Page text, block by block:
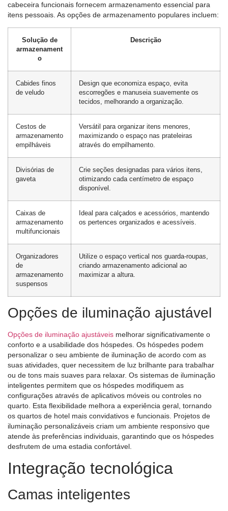
cabeceira funcionais fornecem armazenamento essencial para
itens pessoais. As opções de armazenamento populares incluem:
Solução de
armazenament
o
Descrição
Cabides finos
de veludo
Design que economiza espaço, evita
escorregões e manuseia suavemente os
tecidos, melhorando a organização.
Cestos de
armazenamento
empilháveis
Versátil para organizar itens menores,
maximizando o espaço nas prateleiras
através do empilhamento.
Divisórias de
gaveta
Crie seções designadas para vários itens,
otimizando cada centímetro de espaço
disponível.
Caixas de
armazenamento
multifuncionais
Ideal para calçados e acessórios, mantendo
os pertences organizados e acessíveis.
Organizadores
de
armazenamento
suspensos
Utilize o espaço vertical nos guarda-roupas,
criando armazenamento adicional ao
maximizar a altura.
Opções de iluminação ajustável
Opções de iluminação ajustáveis melhorar significativamente o
conforto e a usabilidade dos hóspedes. Os hóspedes podem
personalizar o seu ambiente de iluminação de acordo com as
suas atividades, quer necessitem de luz brilhante para trabalhar
ou de tons mais suaves para relaxar. Os sistemas de iluminação
inteligentes permitem que os hóspedes modifiquem as
configurações através de aplicativos móveis ou controles no
quarto. Esta flexibilidade melhora a experiência geral, tornando
os quartos de hotel mais convidativos e funcionais. Projetos de
iluminação personalizáveis ​​criam um ambiente responsivo que
atende às preferências individuais, garantindo que os hóspedes
desfrutem de uma estadia confortável.
Integração tecnológica
Camas inteligentes